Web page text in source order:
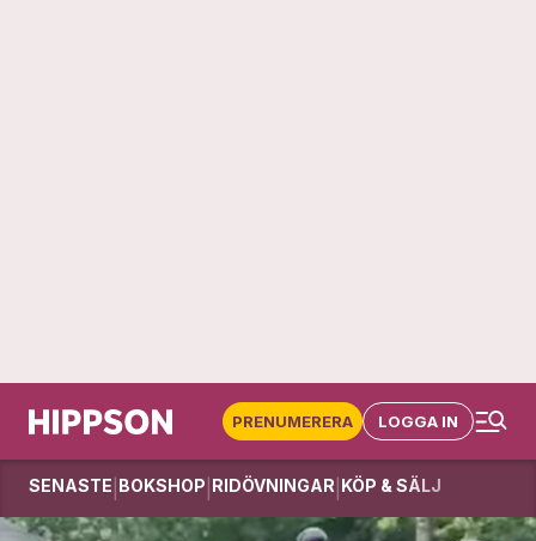
PRENUMERERA LOGGA IN
SENASTE BOKSHOP RIDÖVNINGAR KÖP & SÄLJ